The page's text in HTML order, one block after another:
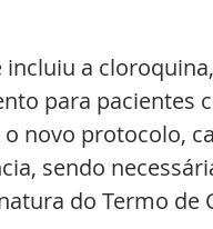
incluiu a
para pacientes
novo protocolo,
sendo
do Termo de